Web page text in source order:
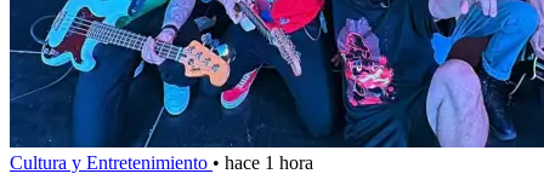
Cultura y Entretenimiento • hace 1 hora